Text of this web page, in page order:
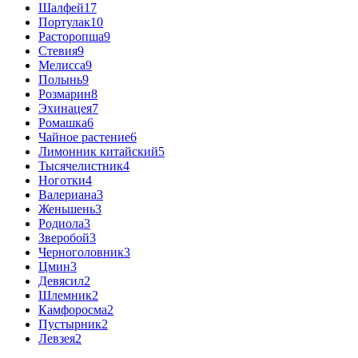
Шалфей17
Портулак10
Расторопша9
Стевия9
Мелисса9
Полынь9
Розмарин8
Эхинацея7
Ромашка6
Чайное растение6
Лимонник китайский5
Тысячелистник4
Ноготки4
Валериана3
Женьшень3
Родиола3
Зверобой3
Черноголовник3
Цмин3
Девясил2
Шлемник2
Камфоросма2
Пустырник2
Левзея2